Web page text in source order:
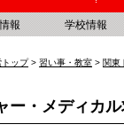
報 学校情報
トップ> 習い事・教室 > 関東
ー・メディカ